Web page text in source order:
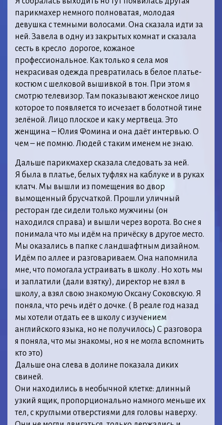
парикмахер немного полноватая, молодая
девушка с темными волосами. Она сказала идти за
ней. Завела в одну из закрытых комнат и сказала
сесть в кресло дорогое, кожаное
профессиональное. Как только я села моя
некрасивая одежда превратилась в белое платье-
костюм с шелковой вышивкой в тон. При этом я
смотрю телевизор. Там показывают женское лицо
которое то появляется то исчезает в болотной тине
зелёной. Лицо плоское и как у мертвеца. Это
женщина – Юлия Фомина и она даёт интервью. О
чем – не помню. Людей с таким именем не знаю.
Дальше парикмахер сказала следовать за ней.
Я была в платье, белых туфлях на каблуке и в руках
клатч. Мы вышли из помещения во двор
вымощенный брусчаткой. Прошли уличный
ресторан где сидели только мужчины (он
находился справа) и вышли через ворота. Во сне я
понимала что мы идём на причёску в другое место.
Мы оказались в папке с ландшафтным дизайном.
Идём по аллее и разговариваем. Она напомнила
мне, что помогала устраивать в школу . Но хоть мы
и заплатили (дали взятку), директор не взял в
школу, а взял свою знакомую Оксану Соковскую. Я
поняла, что речь идёт о дочке. ( В реале год назад
мы хотели отдать ее в школу с изучением
английского языка, но не получилось) С разговора
я поняла, что мы знакомы, но я не могла вспомнить
кто это)
Дальше она слева в долине показала диких
свиней.
Они находились в необычной клетке: длинный
узкий ящик, пропорционально намного меньше их
тел, с круглыми отверстиями для головы наверху.